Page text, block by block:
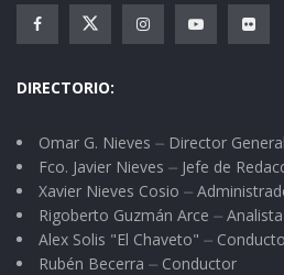
DIRECTORIO:
Omar G. Nieves ⏤ Director General
Fco. Javier Nieves ⏤ Jefe de
Xavier Nieves Cosio ⏤
Rigoberto Guzmán Arce ⏤ Analista
Alex Solis "El Chaveto" ⏤
Rubén Becerra ⏤ Conductor